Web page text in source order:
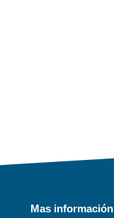
Mas información